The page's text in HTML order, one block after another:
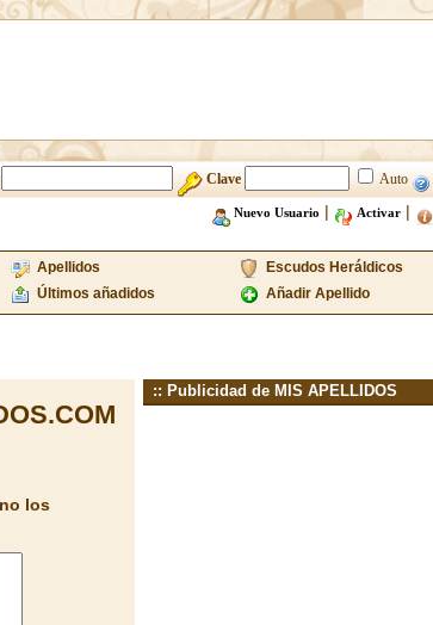
Clave Auto
Nuevo Usuario | Activar|
Apellidos
Escudos Heráldicos
Últimos añadidos Añadir Apellido
los
:: Publicidad de MIS APELLIDOS